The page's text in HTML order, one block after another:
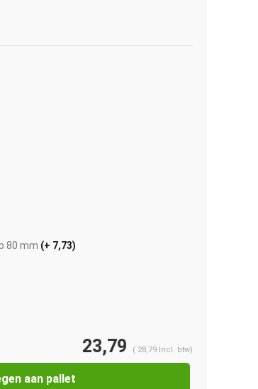
80 mm (+ 7,73)
23,79 ( 28,79 Incl. btw)
aan pallet